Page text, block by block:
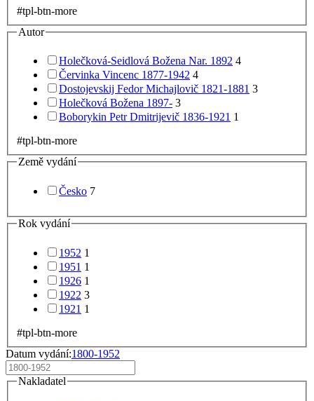
#tpl-btn-more
Autor
Holečková-Seidlová Božena Nar. 1892 4
Červinka Vincenc 1877-1942 4
Dostojevskij Fedor Michajlovič 1821-1881 3
Holečková Božena 1897- 3
Boborykin Petr Dmitrijevič 1836-1921 1
#tpl-btn-more
Země vydání
Česko 7
Rok vydání
1952 1
1951 1
1926 1
1922 3
1921 1
#tpl-btn-more
Datum vydání:1800-1952
Nakladatel